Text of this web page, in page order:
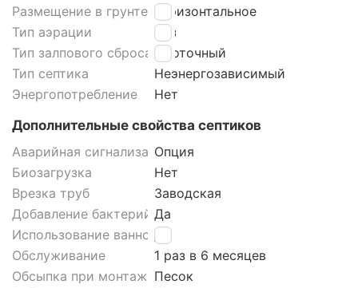
Размещение в грунте септикаГоризонтальное
Тип аэрации
Без
Тип залпового сброса септика
Проточный
Тип септика
Неэнергозависимый
Энергопотребление
Нет
Дополнительные свойства септиков
Аварийная сигнализация септика
Опция
Биозагрузка
Нет
Врезка труб
Заводская
Добавление бактерий Да
Использование ваннойДа
Обслуживание
1 раз в 6 месяцев
Обсыпка при монтаже септика
Песок